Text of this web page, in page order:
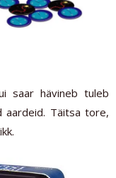
saar hävineb tuleb
aardeid. Täitsa tore,